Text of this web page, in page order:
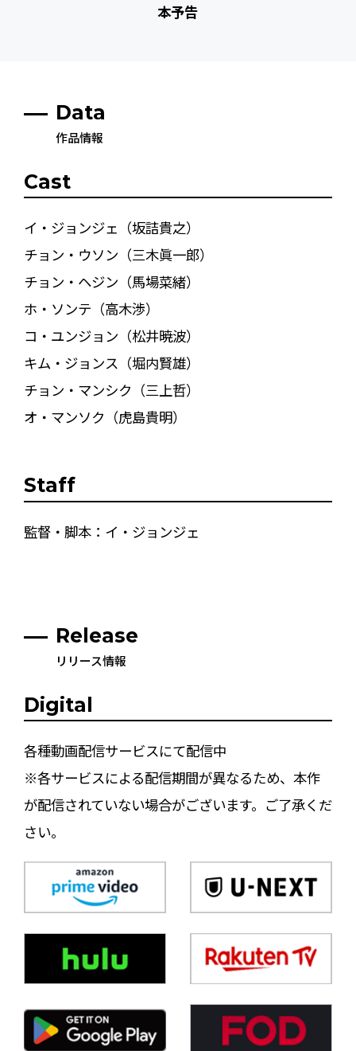
本予告
Data
作品情報
Cast
イ・ジョンジェ（坂詰貴之）
チョン・ウソン（三木眞一郎）
チョン・ヘジン（馬場菜緒）
ホ・ソンテ（高木渉）
コ・ユンジョン（松井暁波）
キム・ジョンス（堀内賢雄）
チョン・マンシク（三上哲）
オ・マンソク（虎島貴明）
Staff
監督・脚本：イ・ジョンジェ
Release
リリース情報
Digital
各種動画配信サービスにて配信中
※各サービスによる配信期間が異なるため、本作
が配信されていない場合がございます。ご了承くだ
さい。